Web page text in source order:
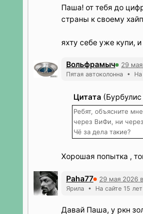
Паша! от тебя до
страны к своему
яхту себе уже купи,
Вольфрамыч 29
Пятая автоколонна • На
Цитата
Ребят, объясните
через ВиФи, ни
Чё за дела такие?
Хорошая попытка ,
Paha77 29 мая 2026
Ярила • На сайте 15 лет
Давай Паша, у ркн